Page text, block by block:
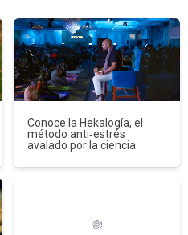
Conoce la Hekalogía, el
método anti‑estrés
avalado por la ciencia